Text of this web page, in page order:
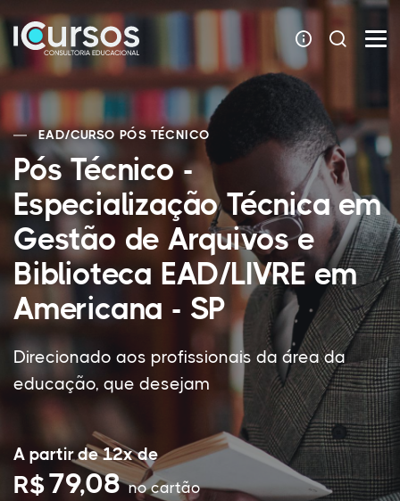
EAD/CURSO PÓS TÉCNICO
Pós Técnico -
Especialização Técnica em
Gestão de Arquivos e
Biblioteca EAD/LIVRE em
Americana - SP
Direcionado aos profissionais da área da
educação, que desejam
A partir de 12x de
R$79,08no cartão